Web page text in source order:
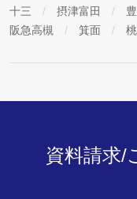
十三
摂津富田
阪急高槻
箕面
資料請求/